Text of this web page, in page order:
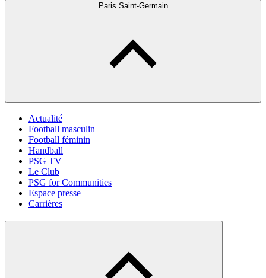
Paris Saint-Germain
Actualité
Football masculin
Football féminin
Handball
PSG TV
Le Club
PSG for Communities
Espace presse
Carrières